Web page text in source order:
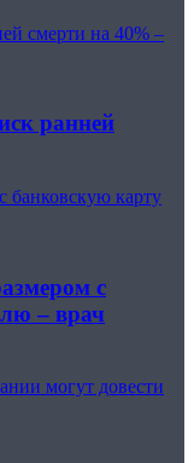
смерти на 40% –
ранней
банковскую карту
с
– врач
могут довести